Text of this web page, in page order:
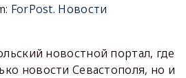
ForPost. Новости
новостной портал, где
новости Севастополя, но и